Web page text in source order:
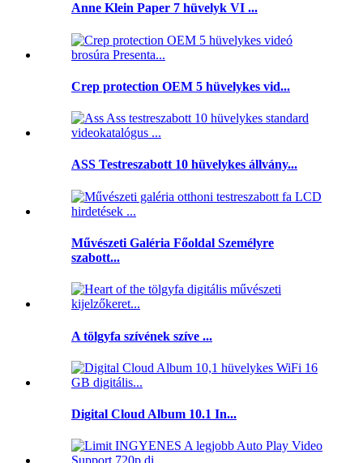
Anne Klein Paper 7 hüvelyk VI ...
Crep protection OEM 5 hüvelykes vid...
ASS Testreszabott 10 hüvelykes állvány...
Művészeti Galéria Főoldal Személyre
szabott...
A tölgyfa szívének szíve ...
Digital Cloud Album 10.1 In...